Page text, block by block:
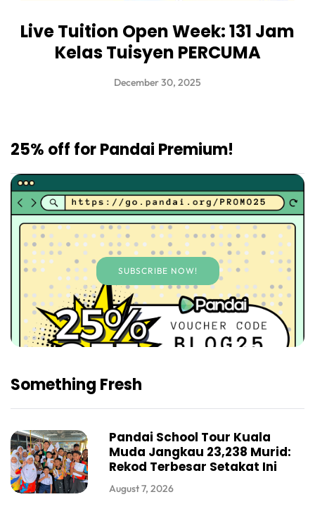
Live Tuition Open Week: 131 Jam
Kelas Tuisyen PERCUMA
December 30, 2025
25% off for Pandai Premium!
SUBSCRIBE NOW!
Something Fresh
Pandai School Tour Kuala
Muda Jangkau 23,238 Murid:
Rekod Terbesar Setakat Ini
August 7, 2026